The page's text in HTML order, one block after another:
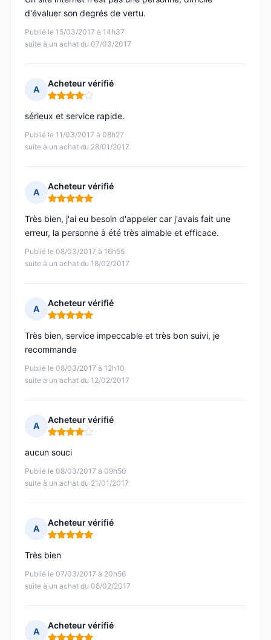
Publié le 15/03/2017 à 14h37
suite à un achat du 07/03/2017
d'évaluer son degrés de vertu.
A
Acheteur vérifié
Note : 4 sur 5
Publié le 11/03/2017 à 08h27
suite à un achat du 28/01/2017
sérieux et service rapide.
A
Acheteur vérifié
Note : 5 sur 5
Publié le 08/03/2017 à 16h55
suite à un achat du 18/02/2017
Très bien, j'ai eu besoin d'appeler car j'avais fait une
erreur, la personne à été très aimable et efficace.
A
Acheteur vérifié
Note : 5 sur 5
Publié le 08/03/2017 à 12h10
suite à un achat du 12/02/2017
Très bien, service impeccable et très bon suivi, je
recommande
A
Acheteur vérifié
Note : 4 sur 5
Publié le 08/03/2017 à 09h50
suite à un achat du 21/01/2017
aucun souci
A
Acheteur vérifié
Note : 5 sur 5
Publié le 07/03/2017 à 20h56
suite à un achat du 08/02/2017
Très bien
A
Acheteur vérifié